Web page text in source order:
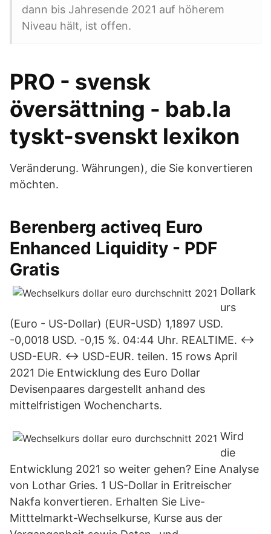
dann bis Jahresende 2021 auf höherem
Niveau hält, ist offen.
PRO - svensk
översättning - bab.la
tyskt-svenskt lexikon
Veränderung. Währungen), die Sie konvertieren
möchten.
Berenberg activeq Euro
Enhanced Liquidity - PDF
Gratis
Dollark
urs
(Euro - US-Dollar) (EUR-USD) 1,1897 USD.
-0,0018 USD. -0,15 %. 04:44 Uhr. REALTIME. ↔
USD-EUR. ↔ USD-EUR. teilen. 15 rows April
2021 Die Entwicklung des Euro Dollar
Devisenpaares dargestellt anhand des
mittelfristigen Wochencharts.
Wird
die
Entwicklung 2021 so weiter gehen? Eine Analyse
von Lothar Gries. 1 US-Dollar in Eritreischer
Nakfa konvertieren. Erhalten Sie Live-
Mitttelmarkt-Wechselkurse, Kurse aus der